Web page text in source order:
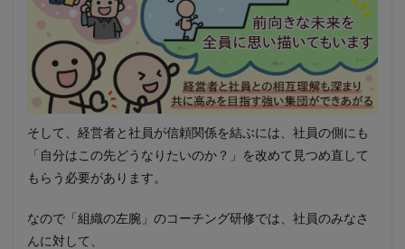
そして、経営者と社員が信頼関係を結ぶには、社員の側にも
「自分はこの先どうなりたいのか？」を改めて見つめ直して
もらう必要があります。
なので「組織の左腕」のコーチング研修では、社員のみなさ
んに対して、